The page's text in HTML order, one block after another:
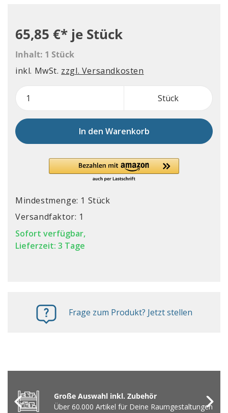
65,85 €* je Stück
Inhalt: 1 Stück
inkl. MwSt. zzgl. Versandkosten
Stück
In den Warenkorb
Mindestmenge: 1 Stück
Versandfaktor: 1
Sofort verfügbar,
Lieferzeit: 3 Tage
Frage zum Produkt? Jetzt stellen
Große Auswahl inkl. Zubehör
Über 60.000 Artikel für Deine Raumgestaltungen